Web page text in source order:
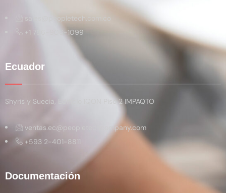
sales@peopletech.com.co
+1 786-906-1099
Ecuador
Shyris y Suecia, Edificio IQON Piso 2 IMPAQTO
ventas.ec@peopletechcompany.com
+593 2-401-8811
Documentación